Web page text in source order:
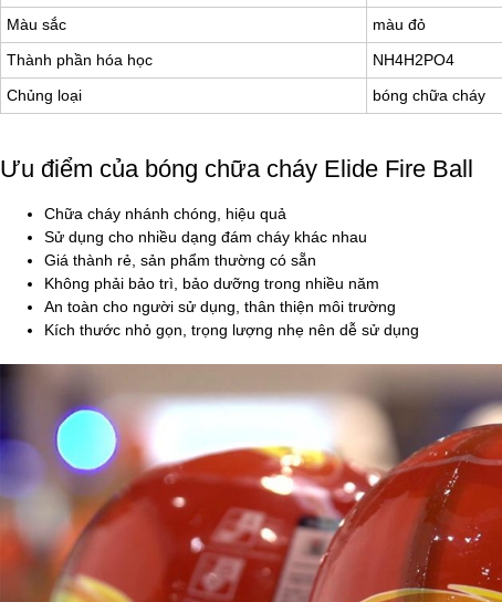
Màu sắc
màu đỏ
Thành phần hóa học
NH4H2PO4
Chủng loại
bóng chữa cháy
Ưu điểm của bóng chữa cháy Elide Fire Ball
Chữa cháy nhánh chóng, hiệu quả
Sử dụng cho nhiều dạng đám cháy khác nhau
Giá thành rẻ, sản phẩm thường có sẵn
Không phải bảo trì, bảo dưỡng trong nhiều năm
An toàn cho người sử dụng, thân thiện môi trường
Kích thước nhỏ gọn, trọng lượng nhẹ nên dễ sử dụng